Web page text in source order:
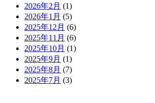
2026年2月 (1)
2026年1月 (5)
2025年12月 (6)
2025年11月 (6)
2025年10月 (1)
2025年9月 (1)
2025年8月 (7)
2025年7月 (3)